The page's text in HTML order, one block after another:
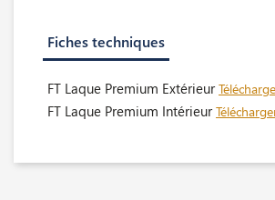
Fiches techniques
FT Laque Premium Extérieur
FT Laque Premium Intérieur